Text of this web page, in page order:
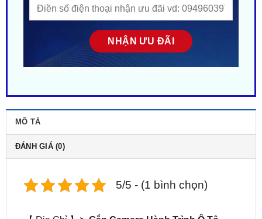
ĐÁNH GIÁ (0)
【 Địa Chỉ 】➤
Gắn Camera Hành Trình Ô Tô